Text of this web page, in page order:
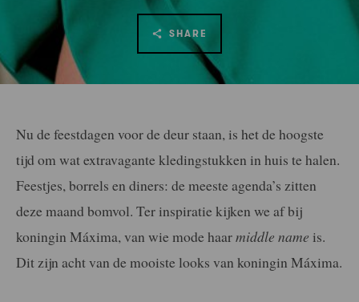
SHARE
Nu de feestdagen voor de deur staan, is het de hoogste
tijd om wat extravagante kledingstukken in huis te halen.
Feestjes, borrels en diners: de meeste agenda’s zitten
deze maand bomvol. Ter inspiratie kijken we af bij
koningin Máxima, van wie mode haarmiddle name is.
Dit zijn acht van de mooiste looks van koningin Máxima.